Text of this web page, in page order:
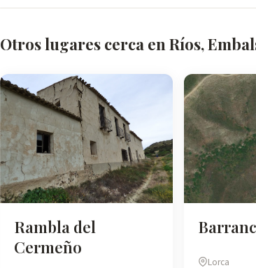
Otros lugares cerca en Ríos,
Rambla del
Cermeño
Lorca